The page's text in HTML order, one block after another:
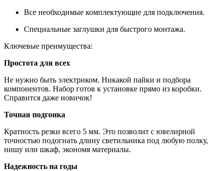
Все необходимые комплектующие для подключения.
Специальные заглушки для быстрого монтажа.
Ключевые преимущества:
Простота для всех
Не нужно быть электриком. Никакой пайки и подбора
компонентов. Набор готов к установке прямо из коробки.
Справится даже новичок!
Точная подгонка
Кратность резки всего 5 мм. Это позволит с ювелирной
точностью подогнать длину светильника под любую полку,
нишу или шкаф, экономя материалы.
Надежность на годы